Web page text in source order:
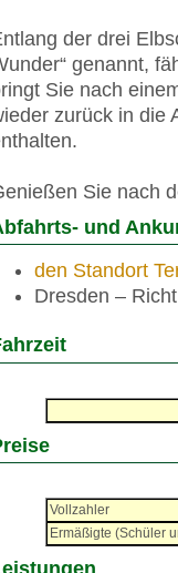
der drei
genannt,
Sie nach
zurück in die
Sie nach
und
den Standort
Dresden –
Vollzahler
Ermäßigte (Schüler